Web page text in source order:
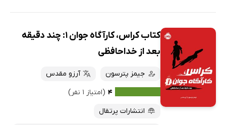
کتاب کراس، کارآگاه جوان 1: چند دقیقه
بعد از خداحافظی
جیمز پترسون
آرزو مقدس
۴ (امتیاز ۱ نفر)
انتشارات پرتقال